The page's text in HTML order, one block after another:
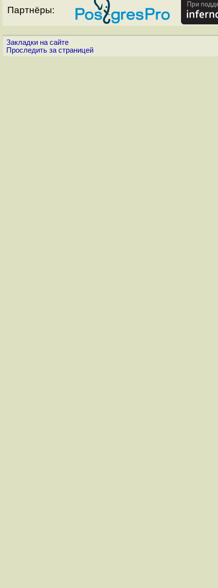
Партнёры:
Закладки на сайте
Проследить за страницей